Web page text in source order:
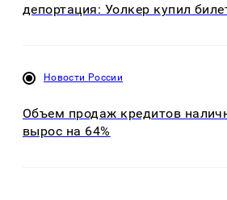
депортация: Уолкер купил
Новости России
Объем продаж кредитов
вырос на 64%